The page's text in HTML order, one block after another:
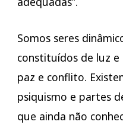
Somos seres
constituídos de luz
paz e conflito.
psiquismo e partes
que ainda não